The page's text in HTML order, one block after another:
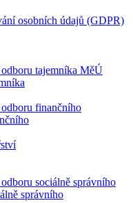
osobních údajů (GDPR)
tajemníka MěÚ
finančního
sociálně správního
správního